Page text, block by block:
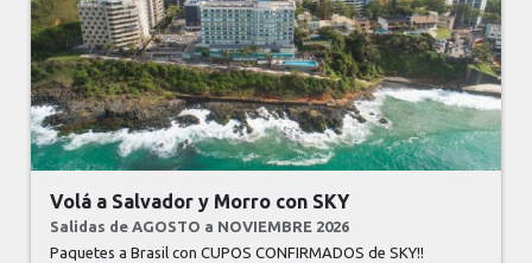
Volá a Salvador y Morro con SKY
Salidas de AGOSTO a NOVIEMBRE 2026
Paquetes a Brasil con CUPOS CONFIRMADOS de SKY!!